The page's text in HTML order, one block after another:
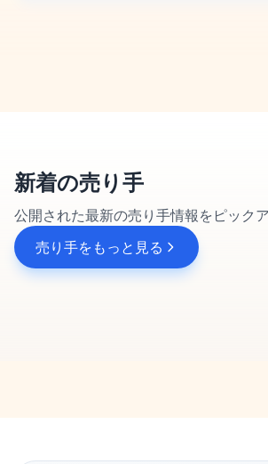
新着の売り手
公開された最新の売り手情報をピック
売り手をもっと見る